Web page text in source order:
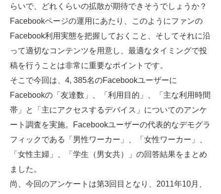
らいで、どれくらいの拡散が期待できそうでしょうか？
Facebookページの運用にあたり、このようにファンの
Facebook利用実態を把握しておくこと、そしてそれに沿
って適切なコンテンツを用意し、最適なタイミングで投
稿を行うことは非常に重要なポイントです。
そこで今回は、4, 385名のFacebookユーザーに
Facebookの「友達数」、「利用目的」、「主な利用時間
帯」と「主にアクセスするデバイス」についてのアンケ
ート調査を実施。Facebookユーザーの代表的なデモグラ
フィックである「男性ワーカー」、「女性ワーカー」、
「女性主婦」、「学生（男女共）」の回答結果をまとめ
ました。
尚、今回のアンケートは第3回目となり、2011年10月、